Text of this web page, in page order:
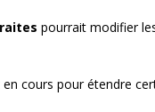
pourrait modifier
cours pour étendre